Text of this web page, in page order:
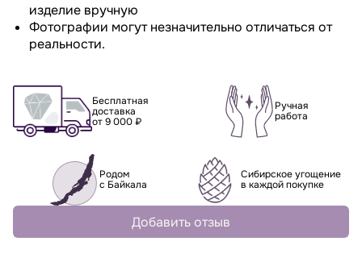
изделие вручную
Фотографии могут незначительно отличаться от
реальности.
Бесплатная
доставка
от 9 000 ₽
Ручная
работа
Родом
с Байкала
Сибирское угощение
в каждой покупке
Добавить отзыв